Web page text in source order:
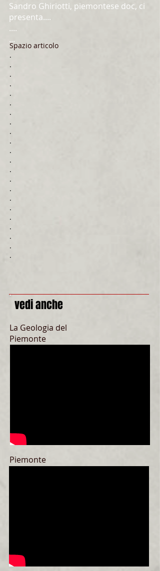
Sandro Ghiriotti, piemontese doc, ci
presenta....
....
...
Spazio articolo
.​
.
.
.
.
.
.
.
.
.
.
.
.
.
.
.
.
.
.
.
.
.
vedi anche
La Geologia del
Piemonte
Piemonte